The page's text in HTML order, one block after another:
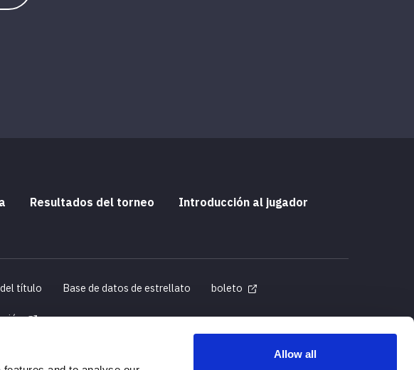
Allow all
Resultados del torneo
Introducción al jugador
título Base de datos de estrellato boleto